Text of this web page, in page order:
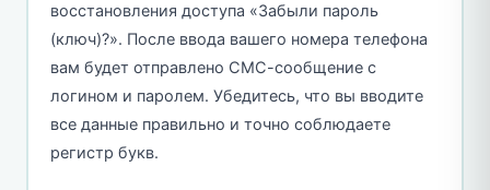
восстановления доступа «Забыли пароль
(ключ)?». После ввода вашего номера телефона
вам будет отправлено СМС-сообщение с
логином и паролем. Убедитесь, что вы вводите
все данные правильно и точно соблюдаете
регистр букв.